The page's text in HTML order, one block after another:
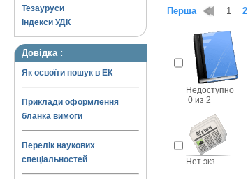
Тезауруси
Індекси УДК
Довідка :
Як освоїти пошук в ЕК
Приклади оформлення
бланка вимоги
Перелік наукових
спеціальностей
Перша 1 2
Недоступно
0 из 2
Нет экз.